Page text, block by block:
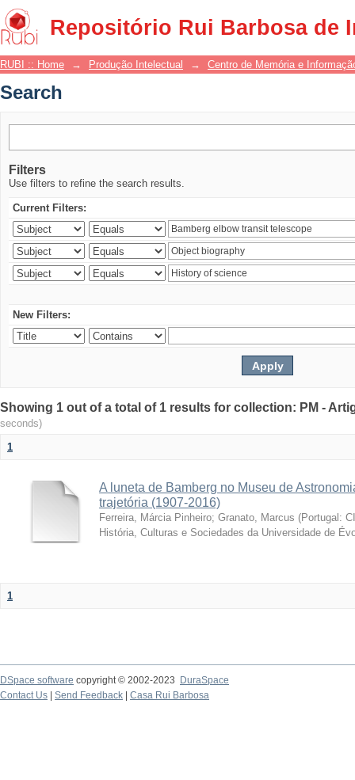
Repositório Rui Barbosa de
Search
RUBI :: Home → Produção Intelectual → Centro de Memória e
Search
Filters
Use filters to refine the search results.
Current Filters:
New Filters:
Showing 1 out of a total of 1 results for collection: PM -
seconds)
1
A luneta de Bamberg no Museu de
trajetória (1907-2016)
Ferreira, Márcia Pinheiro; Granato, Marcus (Portugal:
História, Culturas e Sociedades da Universidade de
1
DSpace software copyright © 2002-2023
DuraSpace
Contact Us
Send Feedback Casa Rui Barbosa